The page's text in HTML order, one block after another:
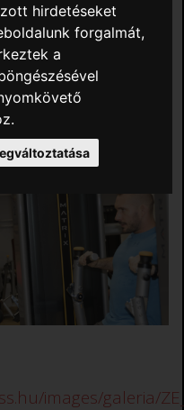
hirdetéseket
forgalmát,
a
images/galeria/